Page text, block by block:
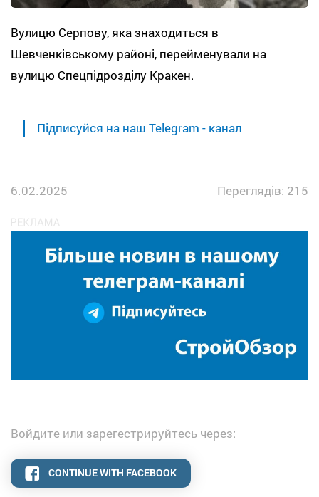
Вулицю Серпову, яка знаходиться в
Шевченківському районі, перейменували на
вулицю Спецпідрозділу Кракен.
Підписуйся на наш Telegram - канал
6.02.2025 Переглядів: 215
Войдите или зарегестрируйтесь через:
CONTINUE WITH FACEBOOK